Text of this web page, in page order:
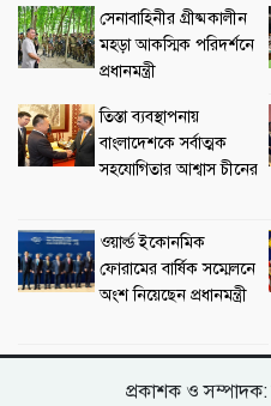
সেনাবাহিনীর গ্রীষ্মকালীন
মহড়া আকস্মিক পরিদর্শনে
প্রধানমন্ত্রী
তিস্তা ব্যবস্থাপনায়
বাংলাদেশকে সর্বাত্মক
সহযোগিতার আশ্বাস চীনের
ওয়ার্ল্ড ইকোনমিক
ফোরামের বার্ষিক সম্মেলনে
অংশ নিয়েছেন প্রধানমন্ত্রী
প্রকাশক ও